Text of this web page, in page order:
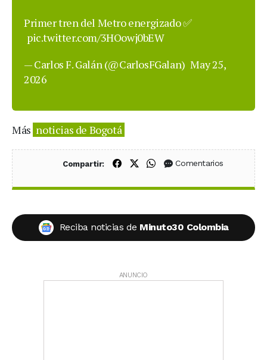
Primer tren del Metro energizado ✅
pic.twitter.com/3HOowj0bEW
— Carlos F. Galán (@CarlosFGalan) May 25,
2026
Más noticias de Bogotá
Compartir: Compartir en Facebook
Compartir en X (Twitter)
Compartir en WhatsApp
Comentarios
Reciba noticias de Minuto30 Colombia
ANUNCIO